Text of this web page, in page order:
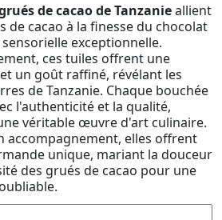
de cacao de Tanzanieallient
de cacao à la finesse du chocolat
exceptionnelle.
ces tuiles offrent une
un goût raffiné, révélant les
de Tanzanie. Chaque bouchée
l'authenticité et la qualité,
véritable œuvre d'art culinaire.
accompagnement, elles offrent
unique, mariant la douceur
des grués de cacao pour une